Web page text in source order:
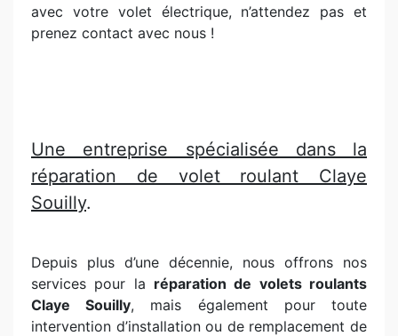
avec votre volet électrique, n’attendez pas et
prenez contact avec nous !
Une entreprise spécialisée dans la
réparation de volet roulant Claye
Souilly.
Depuis plus d’une décennie, nous offrons nos
services pour la réparation de volets roulants
Claye Souilly, mais également pour toute
intervention d’installation ou de remplacement de